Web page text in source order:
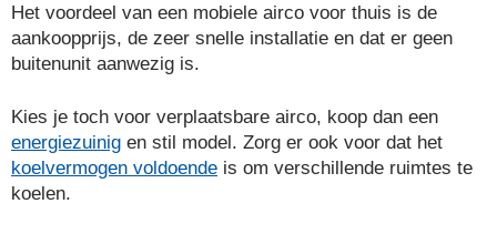
Het voordeel van een mobiele airco voor thuis is de
aankoopprijs, de zeer snelle installatie en dat er geen
buitenunit aanwezig is.
Kies je toch voor verplaatsbare airco, koop dan een
energiezuinig en stil model. Zorg er ook voor dat het
koelvermogen voldoende is om verschillende ruimtes te
koelen.